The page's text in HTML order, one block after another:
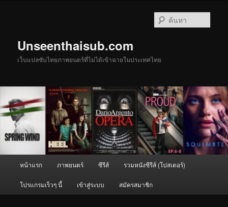
Unseenthaisub.com
เว็บแปลซับไทยภาพยนตร์ที่ไม่ได้เข้าฉายในประเทศไทย
หน้าแรก ภาพยนตร์ ซีรีส์ รวมหนังซีรีส์ (โปสเตอร์)
โปรแกรมเร็วๆ นี้ เข้าสู่ระบบ สมัครสมาชิก